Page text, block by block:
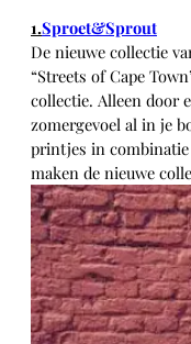
1.Sproet&Sprout
De nieuwe collectie
“Streets of Cape
collectie. Alleen door
zomergevoel al in je
printjes in
maken de nieuwe